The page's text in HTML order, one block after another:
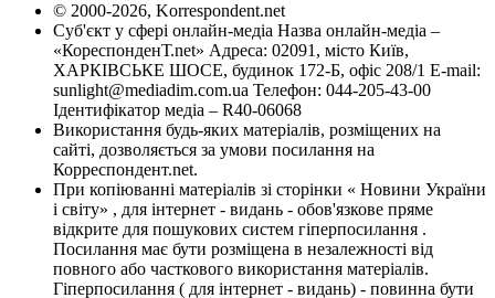
© 2000-2026, Korrespondent.net
Суб'єкт у сфері онлайн-медіа Назва онлайн-медіа –
«КореспонденТ.net» Адреса: 02091, місто Київ,
ХАРКІВСЬКЕ ШОСЕ, будинок 172-Б, офіс 208/1 E-mail:
sunlight@mediadim.com.ua Телефон: 044-205-43-00
Ідентифікатор медіа – R40-06068
Використання будь-яких матеріалів, розміщених на
сайті, дозволяється за умови посилання на
Корреспондент.net.
При копіюванні матеріалів зі сторінки « Новини України
і світу» , для інтернет - видань - обов'язкове пряме
відкрите для пошукових систем гіперпосилання .
Посилання має бути розміщена в незалежності від
повного або часткового використання матеріалів.
Гіперпосилання ( для інтернет - видань) - повинна бути